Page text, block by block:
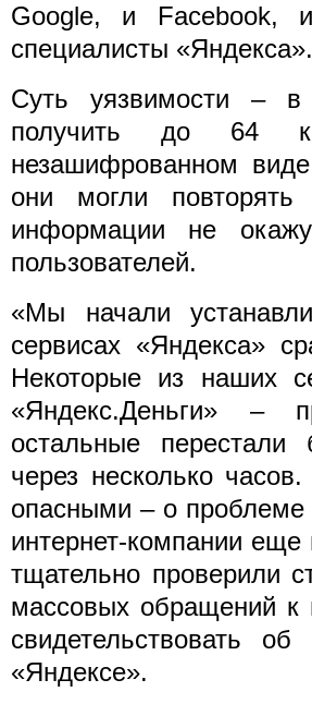
Google, и Facebook,
специалисты «Яндекса».
Суть уязвимости –
получить до 64
незашифрованном
они могли
информации не
пользователей.
«Мы начали
сервисах «Яндекса»
Некоторые из наших
«Яндекс.Деньги» –
остальные
через несколько
опасными – о
интернет-компании
тщательно проверили
массовых обращений
свидетельствовать
«Яндексе».